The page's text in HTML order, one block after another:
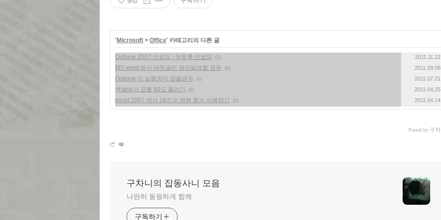
'Microsoft > Office' 카테고리의 다른 글
Outlook 2007 인코딩 - 아웃룩 인코딩 (2) 2011.11.22
MS word 에서 머릿글이 에러발생할 경우 (0) 2011.09.08
Outlook 이 실행되지 않을경우 (0) 2011.07.21
엑셀에서 표를 90도 돌리기 (2) 2011.04.25
excel 2007 에서 16진수 관련 함수 사용하기 (2) 2011.04.14
Posted by 구
구차니의 잡동사니 모음
나란히 동등하게 함께
구독하기